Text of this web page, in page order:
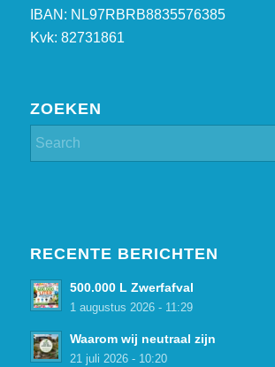
IBAN: NL97RBRB8835576385
Kvk: 82731861
ZOEKEN
RECENTE BERICHTEN
500.000 L Zwerfafval
1 augustus 2026 - 11:29
Waarom wij neutraal zijn
21 juli 2026 - 10:20